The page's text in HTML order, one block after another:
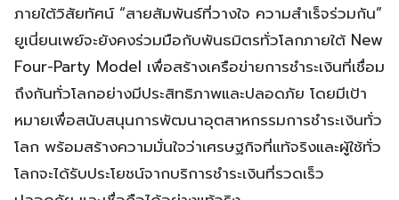
ภายใต้วิสัยทัศน์ “สายสัมพันธ์ที่วางใจ ความสำเร็จร่วมกัน”
ยูเนี่ยนเพย์จะยังคงร่วมมือกับพันธมิตรทั่วโลกภายใต้ New
Four-Party Model เพื่อสร้างเครือข่ายการชำระเงินที่เชื่อม
ถึงกันทั่วโลกอย่างมีประสิทธิภาพและปลอดภัย โดยมีเป้า
หมายเพื่อสนับสนุนการพัฒนาอุตสาหกรรมการชำระเงินทั่ว
โลก พร้อมสร้างความมั่นใจว่าเศรษฐกิจที่แท้จริงและผู้ใช้ทั่ว
โลกจะได้รับประโยชน์จากบริการชำระเงินที่รวดเร็ว